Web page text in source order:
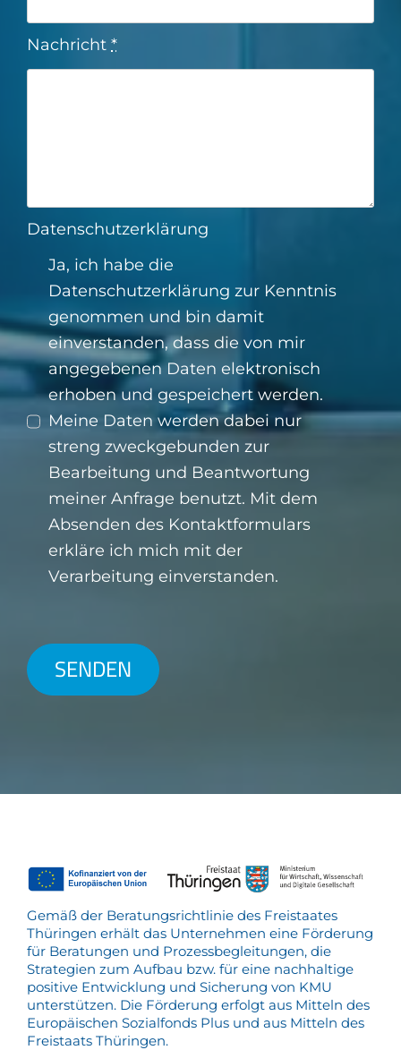
Nachricht *
Datenschutzerklärung
Ja, ich habe die
Datenschutzerklärung zur Kenntnis
genommen und bin damit
einverstanden, dass die von mir
angegebenen Daten elektronisch
erhoben und gespeichert werden.
Meine Daten werden dabei nur
streng zweckgebunden zur
Bearbeitung und Beantwortung
meiner Anfrage benutzt. Mit dem
Absenden des Kontaktformulars
erkläre ich mich mit der
Verarbeitung einverstanden.
SENDEN
Gemäß der Beratungsrichtlinie des Freistaates
Thüringen erhält das Unternehmen eine Förderung
für Beratungen und Prozessbegleitungen, die
Strategien zum Aufbau bzw. für eine nachhaltige
positive Entwicklung und Sicherung von KMU
unterstützen. Die Förderung erfolgt aus Mitteln des
Europäischen Sozialfonds Plus und aus Mitteln des
Freistaats Thüringen.